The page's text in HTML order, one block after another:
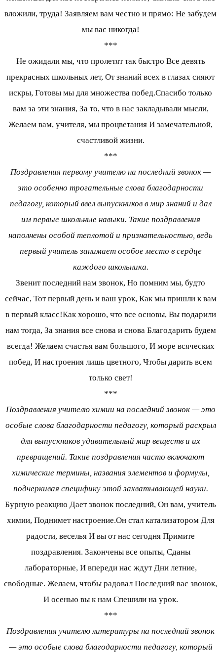
вложили, труда! Заявляем вам честно и прямо: Не забудем
мы вас никогда!
***
Не ожидали мы, что пролетят так быстро Все девять
прекрасных школьных лет, От знаний всех в глазах сияют
искры, Готовы мы для множества побед.Спасибо только
вам за эти знания, За то, что в нас закладывали мысли,
Желаем вам, учителя, мы процветания И замечательной,
счастливой жизни.
***
Поздравления первому учителю на последний звонок —
это особенно трогательные слова благодарности
педагогу, который ввел выпускников в мир знаний и дал
им первые школьные навыки. Такие поздравления
наполнены особой теплотой и признательностью, ведь
первый учитель занимает особое место в сердце
каждого школьника.
Звенит последний нам звонок, Но помним мы, будто
сейчас, Тот первый день и ваш урок, Как мы пришли к вам
в первый класс!Как хорошо, что все основы, Вы подарили
нам тогда, За знания все снова и снова Благодарить будем
всегда! Желаем счастья вам большого, И море всяческих
побед, И настроения лишь цветного, Чтобы дарить всем
только свет!
***
Поздравления учителю химии на последний звонок — это
особые слова благодарности педагогу, который раскрыл
для выпускников удивительный мир веществ и их
превращений. Такие поздравления часто включают
химические термины, названия элементов и формулы,
подчеркивая специфику этой захватывающей науки.
Бурную реакцию Дает звонок последний, Он вам, учитель
химии, Поднимет настроение.Он стал катализатором Для
радости, веселья И вы от нас сегодня Примите
поздравления. Закончены все опыты, Сданы
лабораторные, И впереди нас ждут Дни летние,
свободные. Желаем, чтобы радовал Последний вас звонок,
И осенью вы к нам Спешили на урок.
***
Поздравления учителю литературы на последний звонок
— это особые слова благодарности педагогу, который